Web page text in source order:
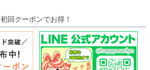
初回クーポンでお得！